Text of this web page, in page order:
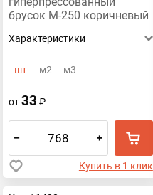
брусок М-250 коричневый
Характеристики
шт м2 м3
от33 ₽
– +
Купить в 1 клик